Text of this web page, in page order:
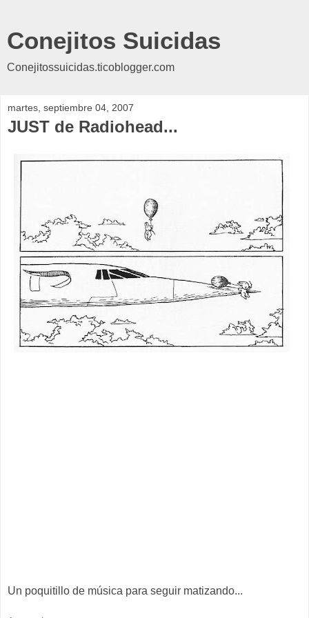
Conejitos Suicidas
Conejitossuicidas.ticoblogger.com
martes, septiembre 04, 2007
JUST de Radiohead...
Un poquitillo de música para seguir matizando...